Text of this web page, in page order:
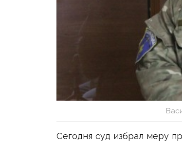
Сегодня суд избрал меру